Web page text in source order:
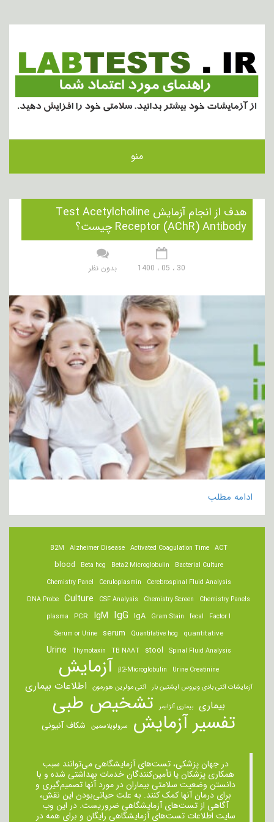
منو
هدف از انجام آزمایش Test Acetylcholine
Receptor (AChR) Antibody چیست؟
30 ، 05 ، 1400 بدون نظر
ادامه مطلب
ACT
Activated Coagulation Time
Alzheimer Disease
B2M
Bacterial Culture
Beta2 Microglobulin
Beta hcg
blood
Cerebrospinal Fluid Analysis
Ceruloplasmin
Chemistry Panel
Chemistry Panels
Chemistry Screen
CSF Analysis
Culture
DNA Probe
Factor I
fecal
Gram Stain
IgA
IgG
IgM
PCR
plasma
quantitative
Quantitative hcg
serum
Serum or Urine
Spinal Fluid Analysis
stool
TB NAAT
Thymotaxin
Urine
Urine Creatinine
β2-Microglobulin آزمایش
آزمایشات آنتی بادی ویروس اپشتین بار آنتی مولرین هورمون اطلاعات بیماری
بیماری بیماری آلزایمر تشخیص طبی
تفسیر آزمایش سرولوپلاسمین شکاف آنیونی
در جهان پزشکی، تست‌های آزمایشگاهی می‌توانند سبب
همکاری پزشکان یا تأمین‌کنندگان خدمات بهداشتی شده و با
دانستن وضعیت سلامتی بیماران در مورد آنها تصمیم‌گیری و
برای درمان ‌آنها کمک کنند. به علت حیاتی‌بودن این نقش،
آگاهی از تست‌های آزمایشگاهی ضروریست. در این وب
سایت اطلاعات تست‌های آزمایشگاهی رایگان و برای همه در